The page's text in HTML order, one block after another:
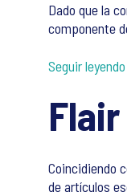
Dado que la
componente
Seguir leyendo
Coincidiendo
de artículos